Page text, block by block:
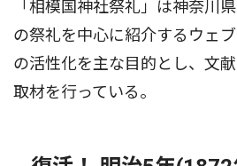
「相模国神社祭礼」は神奈川
の祭礼を中心に紹介するウェ
の活性化を主な目的とし、文
取材を行っている。